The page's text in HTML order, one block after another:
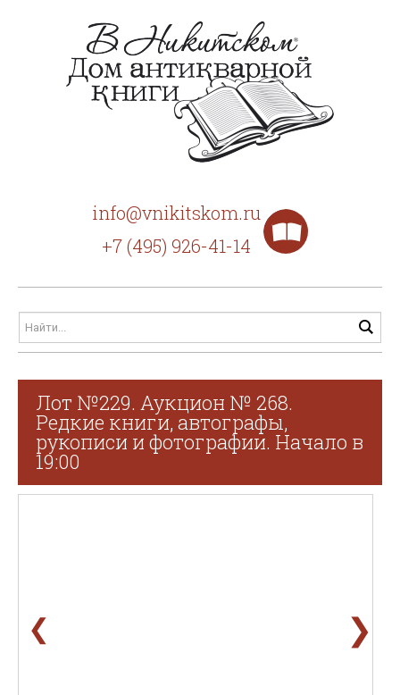
info@vnikitskom.ru
+7 (495) 926-41-14
Лот №229. Аукцион № 268.
Редкие книги, автографы,
рукописи и фотографии. Начало в
19:00
❮ ❯